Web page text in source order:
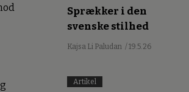
Sprækker i den
svenske stilhed
Kajsa Li Paludan / 19.5.26
Artikel